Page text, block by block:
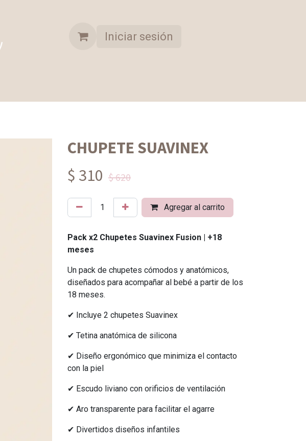
Iniciar sesión
CHUPETE SUAVINEX
$ 310 $ 620
Agregar al carrito
Pack x2 Chupetes Suavinex Fusion | +18
meses
Un pack de chupetes cómodos y anatómicos,
diseñados para acompañar al bebé a partir de los
18 meses.
✔ Incluye 2 chupetes Suavinex
✔ Tetina anatómica de silicona
✔ Diseño ergonómico que minimiza el contacto
con la piel
✔ Escudo liviano con orificios de ventilación
✔ Aro transparente para facilitar el agarre
✔ Divertidos diseños infantiles